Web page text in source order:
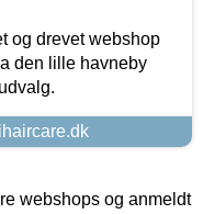
og drevet webshop
den lille havneby
webshops og anmeldt